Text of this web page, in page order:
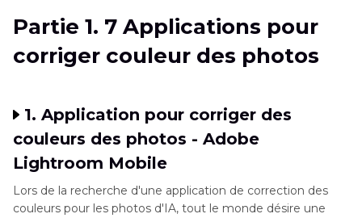
Partie 2. Le meilleur logiciel pour corriger
couleur de photo avec l'IA sur PC - HitPaw
Conclusion
Partie 1. 7 Applications pour
corriger couleur des photos
1. Application pour corriger des
couleurs des photos - Adobe
Lightroom Mobile
Lors de la recherche d'une application de correction des
couleurs pour les photos d'IA, tout le monde désire une